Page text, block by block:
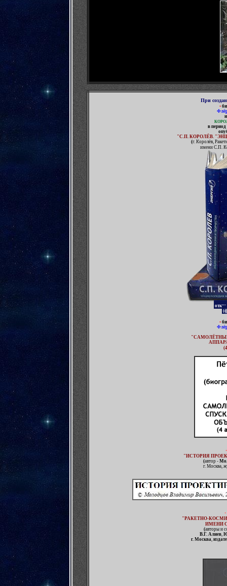
При
•
в
"С.П. КОРОЛЁВ.
(г. Королёв,
имени С.П.
•
•
"ИСТОРИЯ
(автор -
г. Москва,
•
"РАКЕТНО-
ИМЕНИ
(авторы и
В.Г. Алиев,
г. Москва,